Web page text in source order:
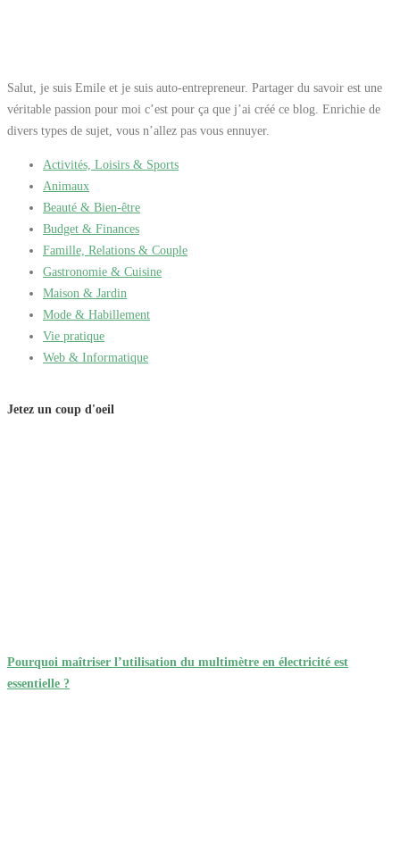
Salut, je suis Emile et je suis auto-entrepreneur. Partager du savoir est une
véritable passion pour moi c’est pour ça que j’ai créé ce blog. Enrichie de
divers types de sujet, vous n’allez pas vous ennuyer.
Activités, Loisirs & Sports
Animaux
Beauté & Bien-être
Budget & Finances
Famille, Relations & Couple
Gastronomie & Cuisine
Maison & Jardin
Mode & Habillement
Vie pratique
Web & Informatique
Jetez un coup d'oeil
Pourquoi maîtriser l’utilisation du multimètre en électricité est
essentielle ?